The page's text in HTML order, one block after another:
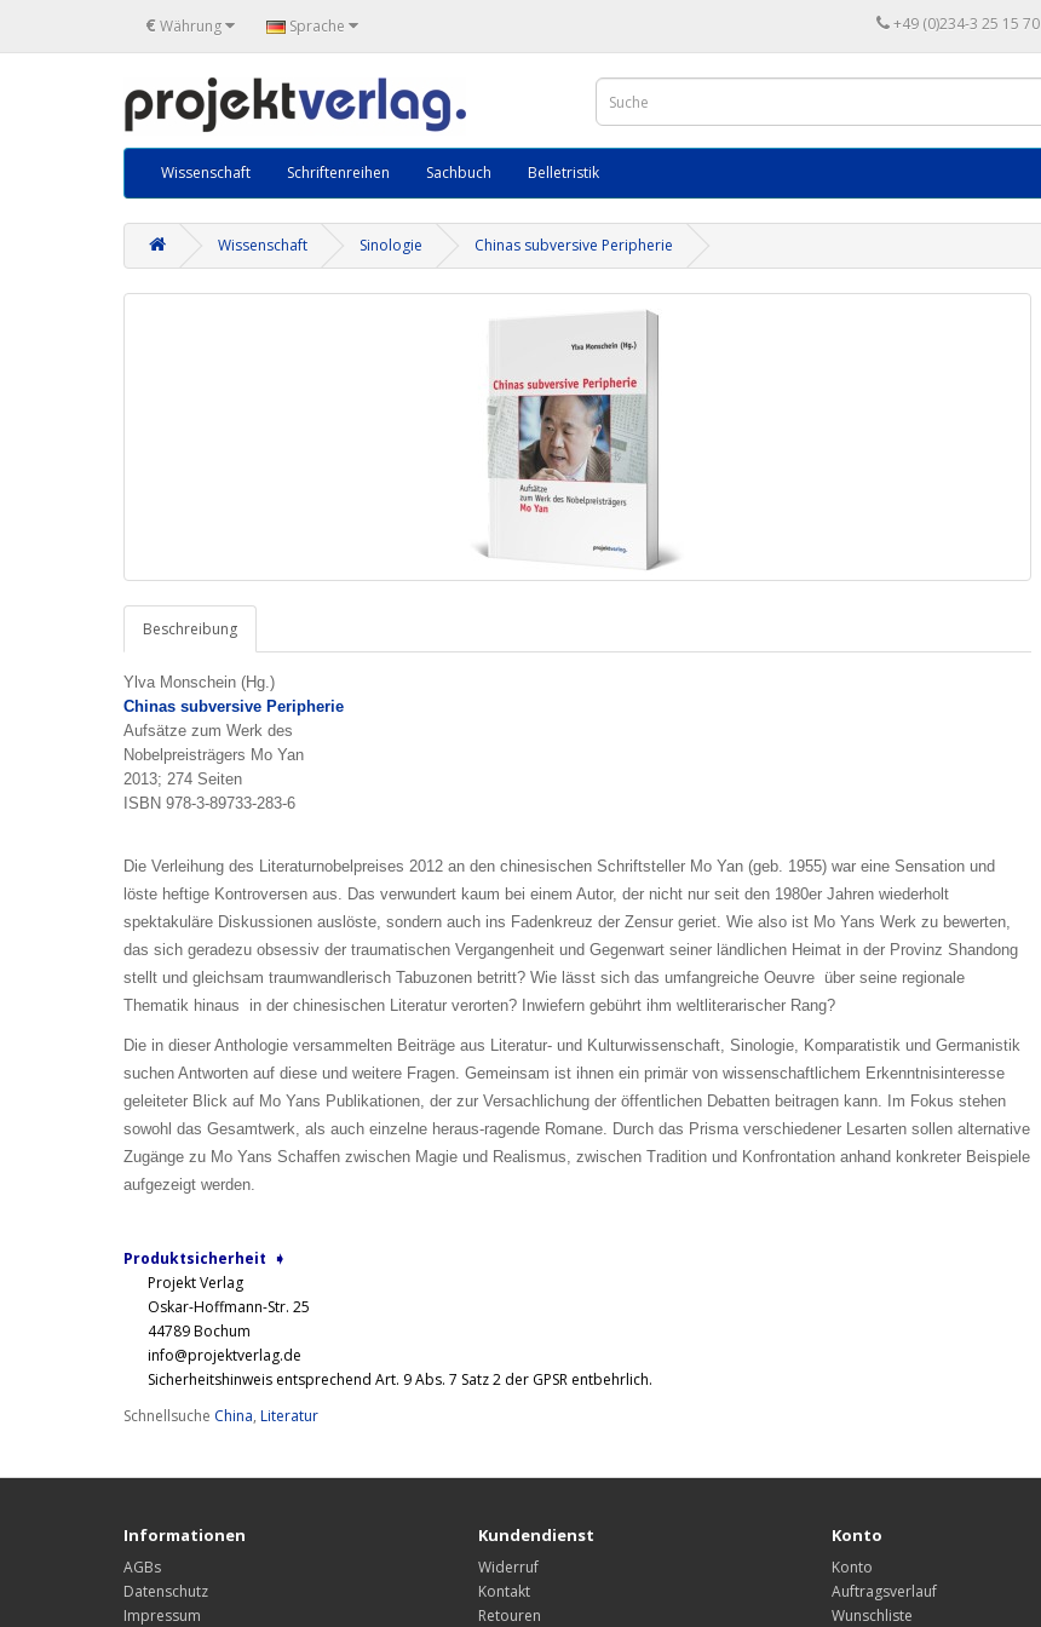
€ Währung Sprache +49 (0)234-3 25 15 70
Wissenschaft Schriftenreihen Sachbuch Belletristik
Wissenschaft Sinologie Chinas subversive Peripherie
Beschreibung
Ylva Monschein (Hg.)
Chinas subversive Peripherie
Aufsätze zum Werk des
Nobelpreisträgers Mo Yan
2013; 274 Seiten
ISBN 978-3-89733-283-6
Die Verleihung des Literaturnobelpreises 2012 an den chinesischen Schriftsteller Mo Yan (geb. 1955) war eine Sensation und
löste heftige Kontroversen aus. Das verwundert kaum bei einem Autor, der nicht nur seit den 1980er Jahren wiederholt
spektakuläre Diskussionen auslöste, sondern auch ins Fadenkreuz der Zensur geriet. Wie also ist Mo Yans Werk zu bewerten,
das sich geradezu obsessiv der traumatischen Vergangenheit und Gegenwart seiner ländlichen Heimat in der Provinz Shandong
stellt und gleichsam traumwandlerisch Tabuzonen betritt? Wie lässt sich das umfangreiche Oeuvre über seine regionale
Thematik hinaus in der chinesischen Literatur verorten? Inwiefern gebührt ihm weltliterarischer Rang?
Die in dieser Anthologie versammelten Beiträge aus Literatur- und Kulturwissenschaft, Sinologie, Komparatistik und Germanistik
suchen Antworten auf diese und weitere Fragen. Gemeinsam ist ihnen ein primär von wissenschaftlichem Erkenntnisinteresse
geleiteter Blick auf Mo Yans Publikationen, der zur Versachlichung der öffentlichen Debatten beitragen kann. Im Fokus stehen
sowohl das Gesamtwerk, als auch einzelne heraus-ragende Romane. Durch das Prisma verschiedener Lesarten sollen alternative
Zugänge zu Mo Yans Schaffen zwischen Magie und Realismus, zwischen Tradition und Konfrontation anhand konkreter Beispiele
aufgezeigt werden.
Produktsicherheit ➧
Projekt Verlag
Oskar-Hoffmann-Str. 25
44789 Bochum
info@projektverlag.de
Sicherheitshinweis entsprechend Art. 9 Abs. 7 Satz 2 der GPSR entbehrlich.
Schnellsuche China, Literatur
Informationen
AGBs
Datenschutz
Impressum
Kundendienst
Widerruf
Kontakt
Retouren
Konto
Konto
Auftragsverlauf
Wunschliste